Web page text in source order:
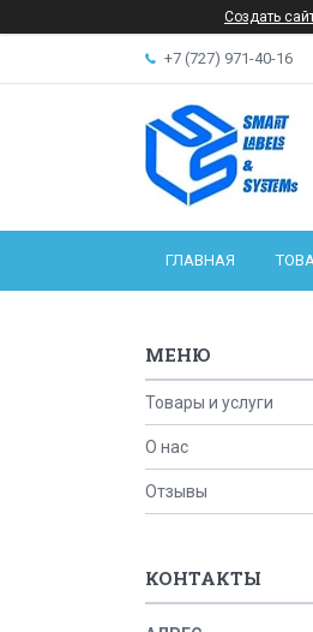
Создать
+7 (727) 971-40-16
ГЛАВНАЯ
Товары и услуги
О нас
Отзывы
КОНТАКТЫ